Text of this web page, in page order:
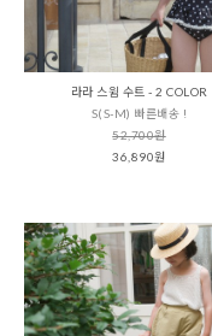
라라 스윔 수트 - 2 COLOR
S(S-M) 빠른배송 !
52,700원
36,890원